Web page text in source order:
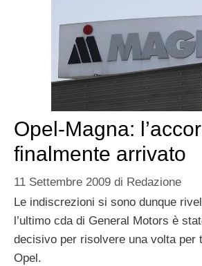
Opel-Magna:
finalmente arrivato
11 Settembre 2009 di Redazione
Le indiscrezioni si sono dunque
l’ultimo cda di General Motors è
decisivo per risolvere una volta per
Opel.